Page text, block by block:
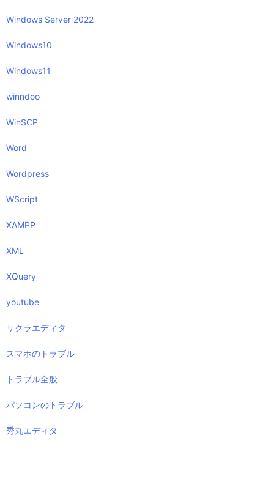
Windows Server 2022
Windows10
Windows11
winndoo
WinSCP
Word
Wordpress
WScript
XAMPP
XML
XQuery
youtube
サクラエディタ
スマホのトラブル
トラブル全般
パソコンのトラブル
秀丸エディタ